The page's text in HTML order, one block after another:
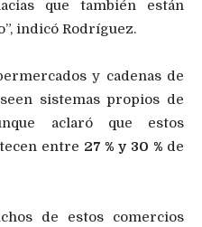
que también están
indicó Rodríguez.
y cadenas de
sistemas propios de
aclaró que estos
entre 27 % y 30 % de
de estos comercios